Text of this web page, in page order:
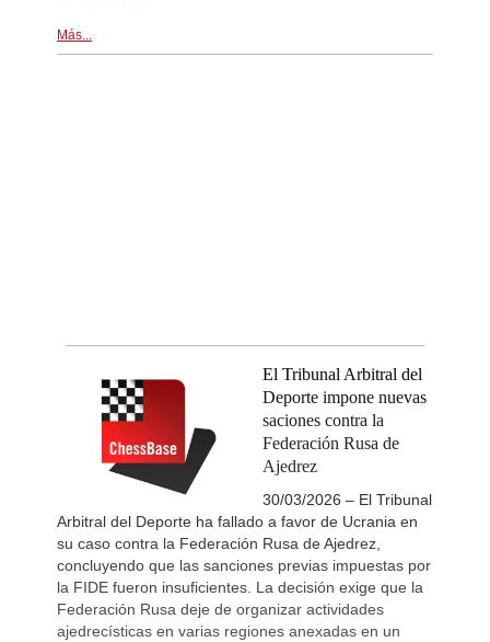
Más...
El Tribunal Arbitral del
Deporte impone nuevas
saciones contra la
Federación Rusa de
Ajedrez
30/03/2026 – El Tribunal
Arbitral del Deporte ha fallado a favor de Ucrania en
su caso contra la Federación Rusa de Ajedrez,
concluyendo que las sanciones previas impuestas por
la FIDE fueron insuficientes. La decisión exige que la
Federación Rusa deje de organizar actividades
ajedrecísticas en varias regiones anexadas en un